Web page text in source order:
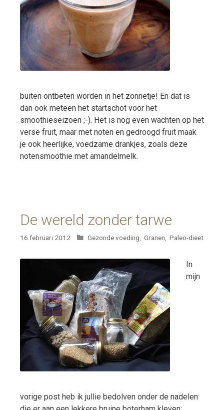
buiten ontbeten worden in het zonnetje! En dat is
dan ook meteen het startschot voor het
smoothieseizoen ;-). Het is nog even wachten op het
verse fruit, maar met noten en gedroogd fruit maak
je ook heerlijke, voedzame drankjes, zoals deze
notensmoothie met amandelmelk.
De wereld zonder tarwe
16 februari 2012 Categorieën
Gezonde voeding Granen Paleo-dieet
In
mijn
vorige post heb ik jullie bedolven onder de nadelen